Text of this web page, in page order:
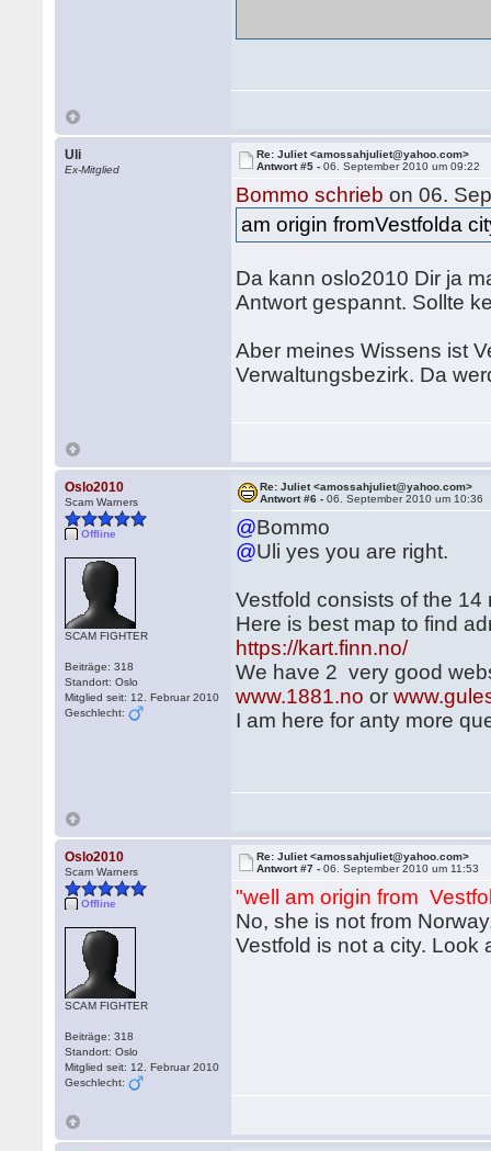
Uli
Ex-Mitglied
Re: Juliet <amossahjuliet@yahoo.com>
Antwort #5 -06. September 2010 um 09:22
Bommo schrieb on 06.
am origin fromVestfolda
Da kann oslo2010 Dir ja
Antwort gespannt. Sollte
Aber meines Wissens ist
Verwaltungsbezirk. Da
Oslo2010
Scam Warners
Offline
SCAM FIGHTER
Beiträge: 318
Standort: Oslo
Mitglied seit: 12. Februar 2010
Geschlecht:
Re: Juliet <amossahjuliet@yahoo.com>
Antwort #6 -06. September 2010 um 10:36
@Bommo
@Uli yes you are right.
Vestfold consists of the
Here is best map to find
https://kart.finn.no/
We have 2 very good
www.1881.no or
I am here for anty more
Oslo2010
Scam Warners
Offline
SCAM FIGHTER
Beiträge: 318
Standort: Oslo
Mitglied seit: 12. Februar 2010
Geschlecht:
Re: Juliet <amossahjuliet@yahoo.com>
Antwort #7 -06. September 2010 um 11:53
"well am origin from
No, she is not from
Vestfold is not a city. Look